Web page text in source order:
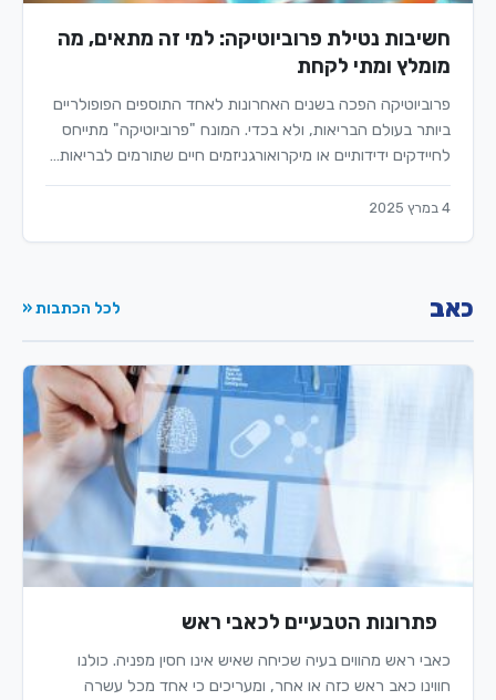
חשיבות נטילת פרוביוטיקה: למי זה מתאים, מה
מומלץ ומתי לקחת
פרוביוטיקה הפכה בשנים האחרונות לאחד התוספים הפופולריים
ביותר בעולם הבריאות, ולא בכדי. המונח "פרוביוטיקה" מתייחס
לחיידקים ידידותיים או מיקרואורגניזמים חיים שתורמים לבריאות…
4 במרץ 2025
כאב לכל הכתבות «
פתרונות הטבעיים לכאבי ראש
כאבי ראש מהווים בעיה שכיחה שאיש אינו חסין מפניה. כולנו
חווינו כאב ראש כזה או אחר, ומעריכים כי אחד מכל עשרה